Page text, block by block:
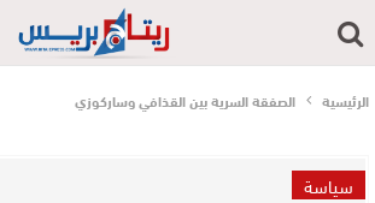
الرئيسية الصفقة السرية بين القذافي وساركوزي
سياسة